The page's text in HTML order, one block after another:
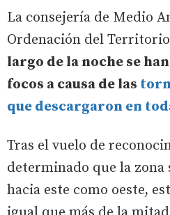
La consejería de Medio
Ordenación del
largo de la noche se
focos a causa de las
que descargaron en
Tras el vuelo de
determinado que la
hacia este como oeste,